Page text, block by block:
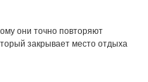
они точно повторяют
закрывает место отдыха